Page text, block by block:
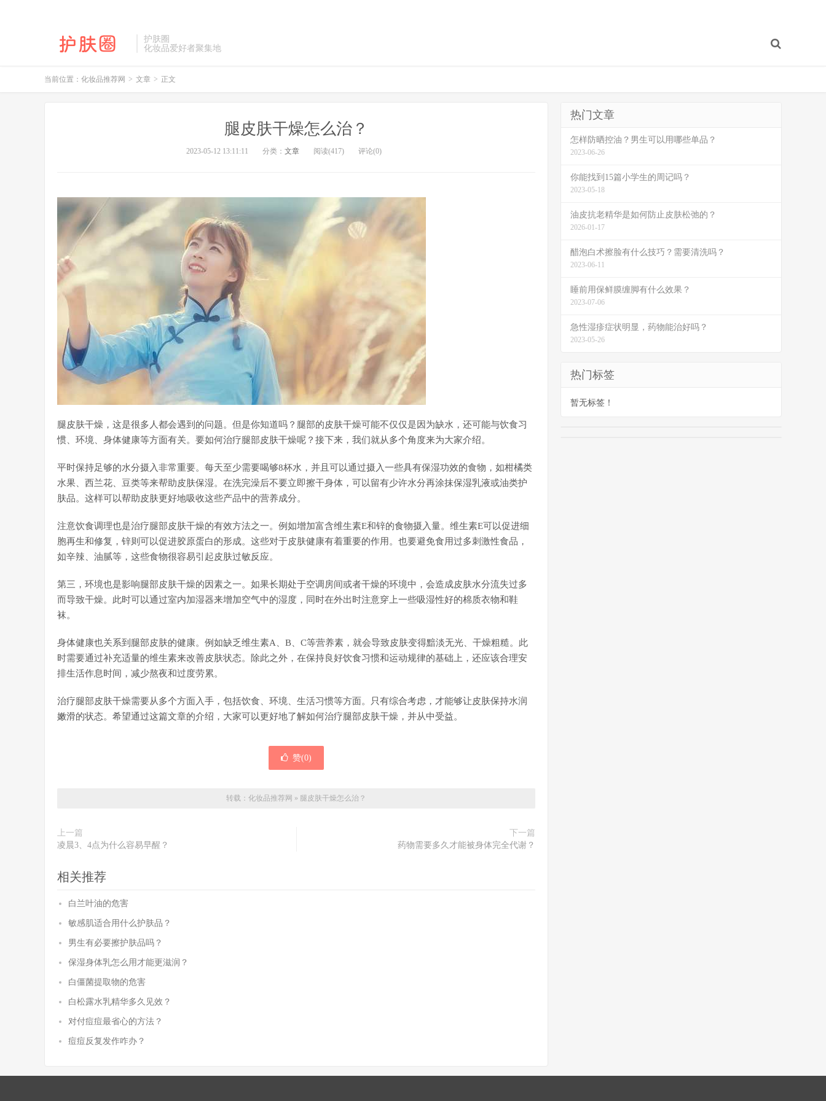
护肤圈
化妆品爱好者聚集地
当前位置： 化妆品推荐网 > 文章 > 正文
腿皮肤干燥怎么治？
2023-05-12 13:11:11 分类： 文章 阅读(417) 评论(0)
腿皮肤干燥，这是很多人都会遇到的问题。但是你知道吗？腿部的皮肤干燥可能不仅仅是因为缺水，还可能与饮食习
惯、环境、身体健康等方面有关。要如何治疗腿部皮肤干燥呢？接下来，我们就从多个角度来为大家介绍。
平时保持足够的水分摄入非常重要。每天至少需要喝够8杯水，并且可以通过摄入一些具有保湿功效的食物，如柑橘类
水果、西兰花、豆类等来帮助皮肤保湿。在洗完澡后不要立即擦干身体，可以留有少许水分再涂抹保湿乳液或油类护
肤品。这样可以帮助皮肤更好地吸收这些产品中的营养成分。
注意饮食调理也是治疗腿部皮肤干燥的有效方法之一。例如增加富含维生素E和锌的食物摄入量。维生素E可以促进细
胞再生和修复，锌则可以促进胶原蛋白的形成。这些对于皮肤健康有着重要的作用。也要避免食用过多刺激性食品，
如辛辣、油腻等，这些食物很容易引起皮肤过敏反应。
第三，环境也是影响腿部皮肤干燥的因素之一。如果长期处于空调房间或者干燥的环境中，会造成皮肤水分流失过多
而导致干燥。此时可以通过室内加湿器来增加空气中的湿度，同时在外出时注意穿上一些吸湿性好的棉质衣物和鞋
袜。
身体健康也关系到腿部皮肤的健康。例如缺乏维生素A、B、C等营养素，就会导致皮肤变得黯淡无光、干燥粗糙。此
时需要通过补充适量的维生素来改善皮肤状态。除此之外，在保持良好饮食习惯和运动规律的基础上，还应该合理安
排生活作息时间，减少熬夜和过度劳累。
治疗腿部皮肤干燥需要从多个方面入手，包括饮食、环境、生活习惯等方面。只有综合考虑，才能够让皮肤保持水润
嫩滑的状态。希望通过这篇文章的介绍，大家可以更好地了解如何治疗腿部皮肤干燥，并从中受益。
赞(0)
转载： 化妆品推荐网 » 腿皮肤干燥怎么治？
上一篇
凌晨3、4点为什么容易早醒？
下一篇
药物需要多久才能被身体完全代谢？
相关推荐
白兰叶油的危害
敏感肌适合用什么护肤品？
男生有必要擦护肤品吗？
保湿身体乳怎么用才能更滋润？
白僵菌提取物的危害
白松露水乳精华多久见效？
对付痘痘最省心的方法？
痘痘反复发作咋办？
热门文章
怎样防晒控油？男生可以用哪些单品？
2023-06-26
你能找到15篇小学生的周记吗？
2023-05-18
油皮抗老精华是如何防止皮肤松弛的？
2026-01-17
醋泡白术擦脸有什么技巧？需要清洗吗？
2023-06-11
睡前用保鲜膜缠脚有什么效果？
2023-07-06
急性湿疹症状明显，药物能治好吗？
2023-05-26
热门标签
暂无标签！